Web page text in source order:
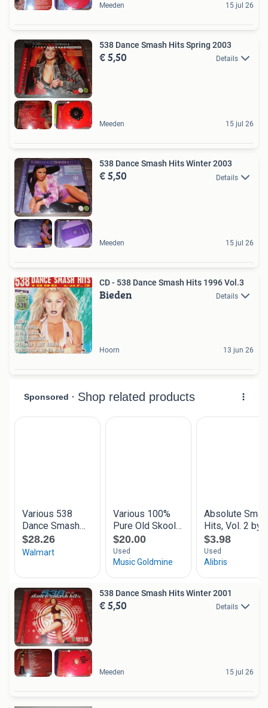
Meeden 15 jul 26
538 Dance Smash Hits Spring 2003
€ 5,50 Details
Meeden 15 jul 26
538 Dance Smash Hits Winter 2003
€ 5,50 Details
Meeden 15 jul 26
CD - 538 Dance Smash Hits 1996 Vol.3
Bieden Details
Hoorn 13 jun 26
538 Dance Smash Hits Winter 2001
€ 5,50 Details
Meeden 15 jul 26